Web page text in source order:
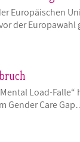
Europäischen
der
Load-
Gender Care